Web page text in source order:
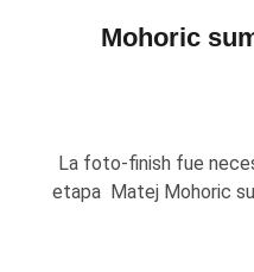
Mohoric
La foto-finish fue
etapa Matej Mohoric